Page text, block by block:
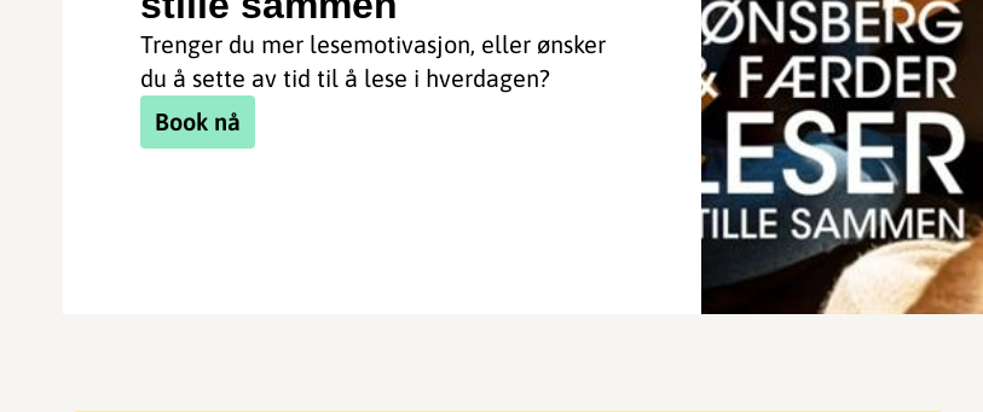
Trenger du mer lesemotivasjon, eller ønsker
du å sette av tid til å lese i hverdagen?
Book nå